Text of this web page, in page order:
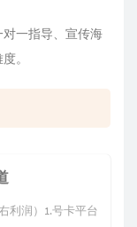
一指导、宣传海
。
利润）1.号卡平台